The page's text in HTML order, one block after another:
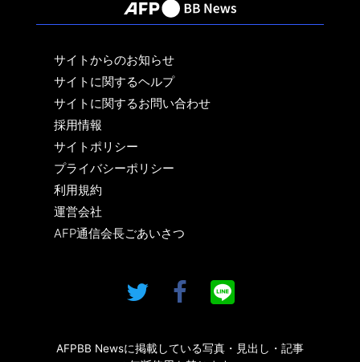
サイトからのお知らせ
サイトに関するヘルプ
サイトに関するお問い合わせ
採用情報
サイトポリシー
プライバシーポリシー
利用規約
運営会社
AFP通信会長ごあいさつ
AFPBB Newsに掲載している写真・見出し・記事